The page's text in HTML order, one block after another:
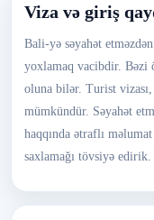
Viza və giriş
Bali-yə səyahət
yoxlamaq vacibdir. Bəzi
oluna bilər. Turist
mümkündür. Səyahət
haqqında ətraflı
saxlamağı tövsiyə edirik.